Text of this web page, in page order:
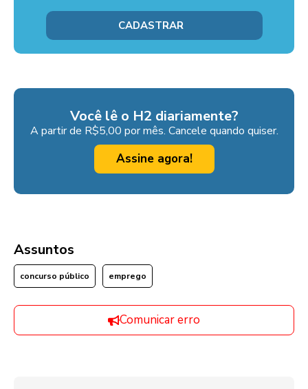
Você lê o H2 diariamente?
A partir de R$5,00 por mês. Cancele quando quiser.
Assine agora!
Assuntos
concurso público emprego
Comunicar erro